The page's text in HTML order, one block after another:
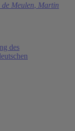
Meulen, Martin
des